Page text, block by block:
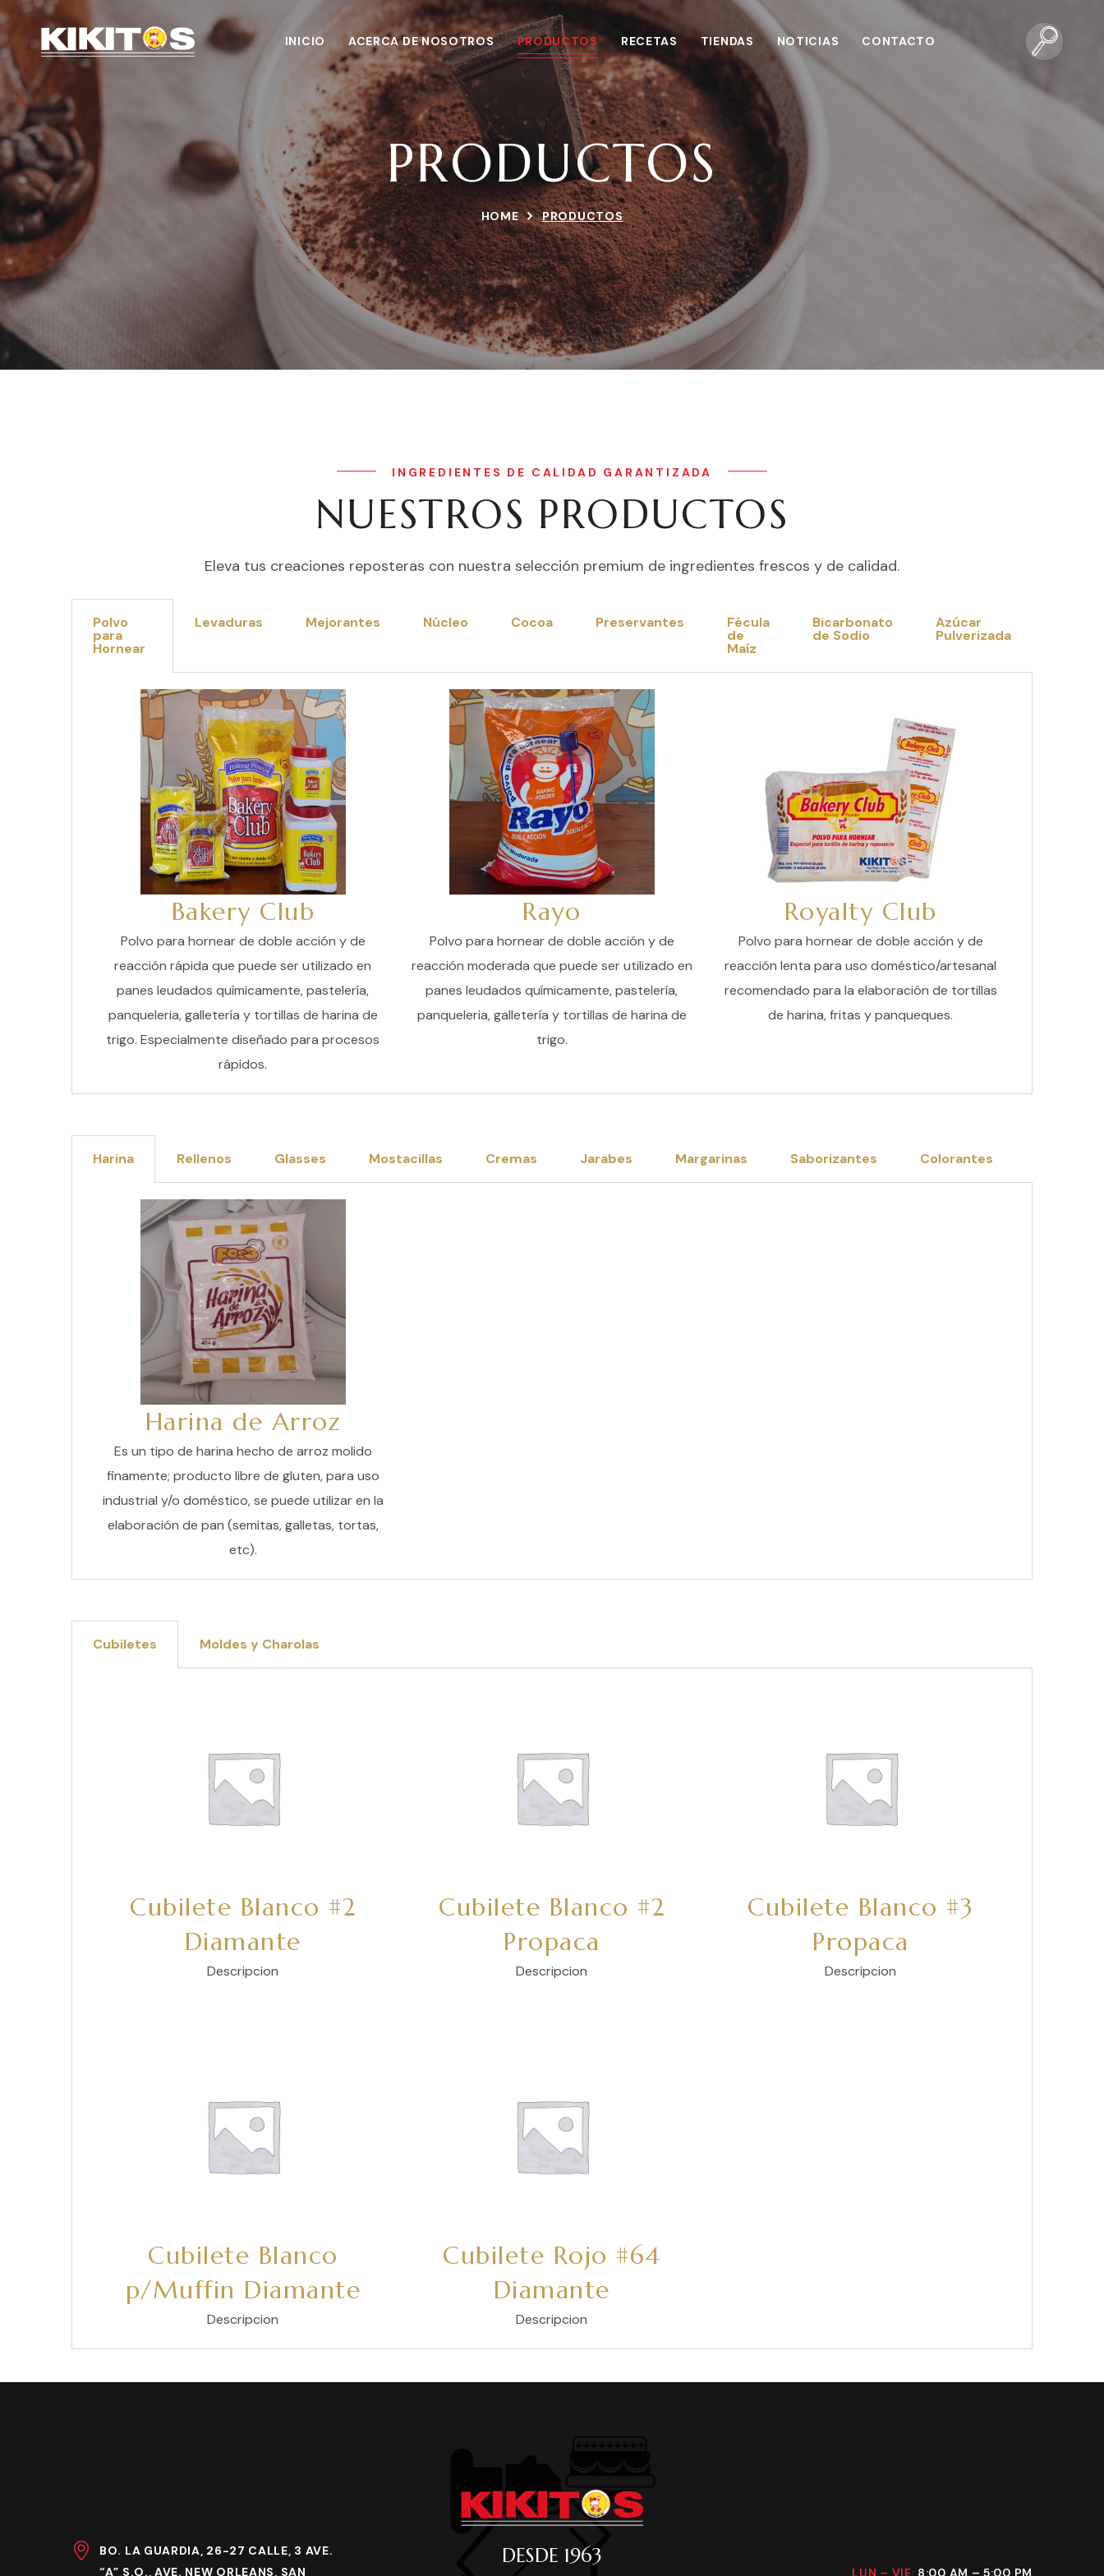
INICIO ACERCA DE NOSOTROS PRODUCTOS RECETAS TIENDAS NOTICIAS CONTACTO
PRODUCTOS
HOME PRODUCTOS
INGREDIENTES DE CALIDAD GARANTIZADA
NUESTROS PRODUCTOS
Eleva tus creaciones reposteras con nuestra selección premium de ingredientes frescos y de calidad.
Polvo
para
Hornear
Levaduras Mejorantes Núcleo Cocoa Preservantes Fécula
de
Maíz
Bicarbonato
de Sodio
Azúcar
Pulverizada
Bakery Club
Polvo para hornear de doble acción y de
reacción rápida que puede ser utilizado en
panes leudados químicamente, pastelería,
panqueleria, galletería y tortillas de harina de
trigo. Especialmente diseñado para procesos
rápidos.
Rayo
Polvo para hornear de doble acción y de
reacción moderada que puede ser utilizado en
panes leudados químicamente, pastelería,
panqueleria, galletería y tortillas de harina de
trigo.
Royalty Club
Polvo para hornear de doble acción y de
reacción lenta para uso doméstico/artesanal
recomendado para la elaboración de tortillas
de harina, fritas y panqueques.
Harina Rellenos Glasses Mostacillas Cremas Jarabes Margarinas Saborizantes Colorantes
Harina de Arroz
Es un tipo de harina hecho de arroz molido
finamente; producto libre de gluten, para uso
industrial y/o doméstico, se puede utilizar en la
elaboración de pan (semitas, galletas, tortas,
etc).
Cubiletes Moldes y Charolas
Cubilete Blanco #2
Diamante
Descripcion
Cubilete Blanco #2
Propaca
Descripcion
Cubilete Blanco #3
Propaca
Descripcion
Cubilete Blanco
p/Muffin Diamante
Descripcion
Cubilete Rojo #64
Diamante
Descripcion
BO. LA GUARDIA, 26-27 CALLE, 3 AVE.
“A” S.O., AVE. NEW ORLEANS, SAN
DESDE 1963
LUN – VIE: 8:00 AM – 5:00 PM